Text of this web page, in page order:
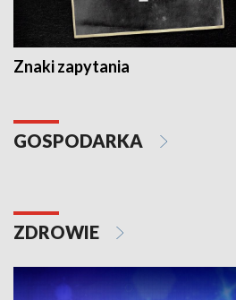
Znaki zapytania
GOSPODARKA
ZDROWIE